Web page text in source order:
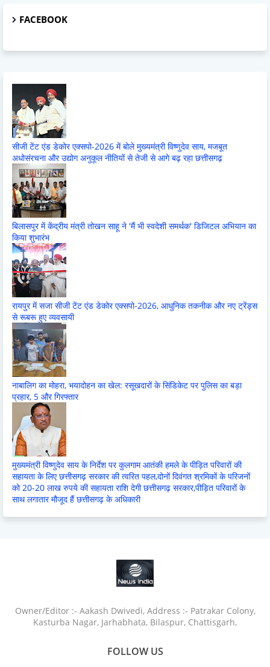
FACEBOOK
सीजी टेंट एंड डेकोर एक्सपो-2026 में बोले मुख्यमंत्री विष्णुदेव साय, मजबूत
अधोसंरचना और उद्योग अनुकूल नीतियों से तेजी से आगे बढ़ रहा छत्तीसगढ़
बिलासपुर में केंद्रीय मंत्री तोखन साहू ने 'मैं भी स्वदेशी समर्थक' डिजिटल अभियान का
किया शुभारंभ
रायपुर में सजा सीजी टेंट एंड डेकोर एक्सपो-2026, आधुनिक तकनीक और नए ट्रेंड्स
से रूबरू हुए व्यवसायी
नाबालिग का मोहरा, भयादोहन का खेल: रसूखदारों के सिंडिकेट पर पुलिस का बड़ा
प्रहार, 5 और गिरफ्तार
मुख्यमंत्री विष्णुदेव साय के निर्देश पर कुलगाम आतंकी हमले के पीड़ित परिवारों की
सहायता के लिए छत्तीसगढ़ सरकार की त्वरित पहल,दोनों दिवंगत श्रमिकों के परिजनों
को 20-20 लाख रुपये की सहायता राशि देगी छत्तीसगढ़ सरकार,पीड़ित परिवारों के
साथ लगातार मौजूद हैं छत्तीसगढ़ के अधिकारी
Owner/Editor :- Aakash Dwivedi, Address :- Patrakar Colony,
Kasturba Nagar, Jarhabhata, Bilaspur, Chattisgarh,
FOLLOW US